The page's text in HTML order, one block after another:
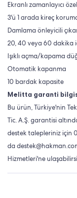
Ekranlı zamanlayıcı
3'ü 1 arada kireç
Damlama önleyicili
20, 40 veya 60 dakika
Işıklı açma/kapama
Otomatik kapanma
10 bardak kapasite
Melitta garanti
Bu ürün, Türkiye'nin
Tic. A.Ş. garantisi
destek talepleriniz için
da
Hizmetleri'ne